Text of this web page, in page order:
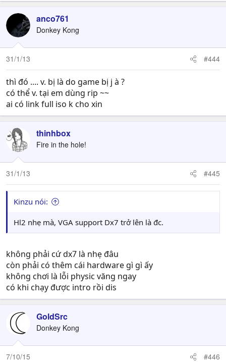
anco761
Donkey Kong
31/1/13 #444
thì đó .... v. bị là do game bị j à ?
có thể v. tại em dùng rip ~~
ai có link full iso k cho xin
thinhbox
Fire in the hole!
31/1/13 #445
Kinzu nói:
Hl2 nhẹ mà, VGA support Dx7 trở lên là đc.
không phải cứ dx7 là nhẹ đâu
còn phải có thêm cái hardware gì gì ấy
không chơi là lỗi physic văng ngay
có khi chạy được intro rồi dis
GoldSrc
Donkey Kong
7/10/15 #446